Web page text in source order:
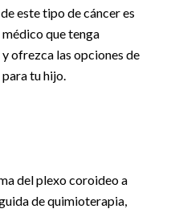
este tipo de cáncer es
que tenga
ofrezca las opciones de
tu hijo.
del plexo coroideo a
de quimioterapia,